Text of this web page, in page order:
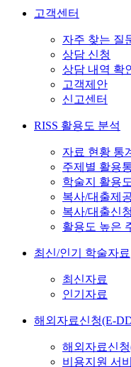
고객센터
자주 찾는 질
상담 신청
상담 내역 확
고객제안
신고센터
RISS 활용도 분석
자료 현황 통
주제별 활용
학술지 활용
복사/대출제
복사/대출신
활용도 높은
최신/인기 학술자료
최신자료
인기자료
해외자료신청(E-
해외자료신
비용지원 서